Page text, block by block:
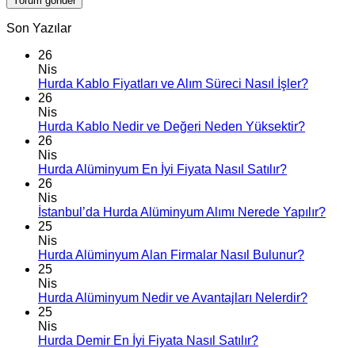
Son Yazılar
26
Nis
Hurda Kablo Fiyatları ve Alım Süreci Nasıl İşler?
26
Nis
Hurda Kablo Nedir ve Değeri Neden Yüksektir?
26
Nis
Hurda Alüminyum En İyi Fiyata Nasıl Satılır?
26
Nis
İstanbul’da Hurda Alüminyum Alımı Nerede Yapılır?
25
Nis
Hurda Alüminyum Alan Firmalar Nasıl Bulunur?
25
Nis
Hurda Alüminyum Nedir ve Avantajları Nelerdir?
25
Nis
Hurda Demir En İyi Fiyata Nasıl Satılır?